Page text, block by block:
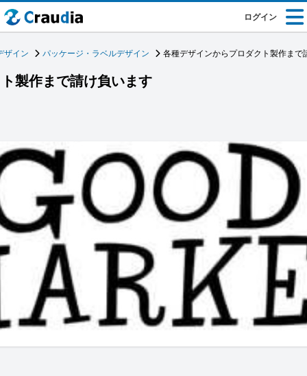
ログイン
ザイン パッケージ・ラベルデザイン 各種デザインからプロダクト製作まで
製作まで請け負います